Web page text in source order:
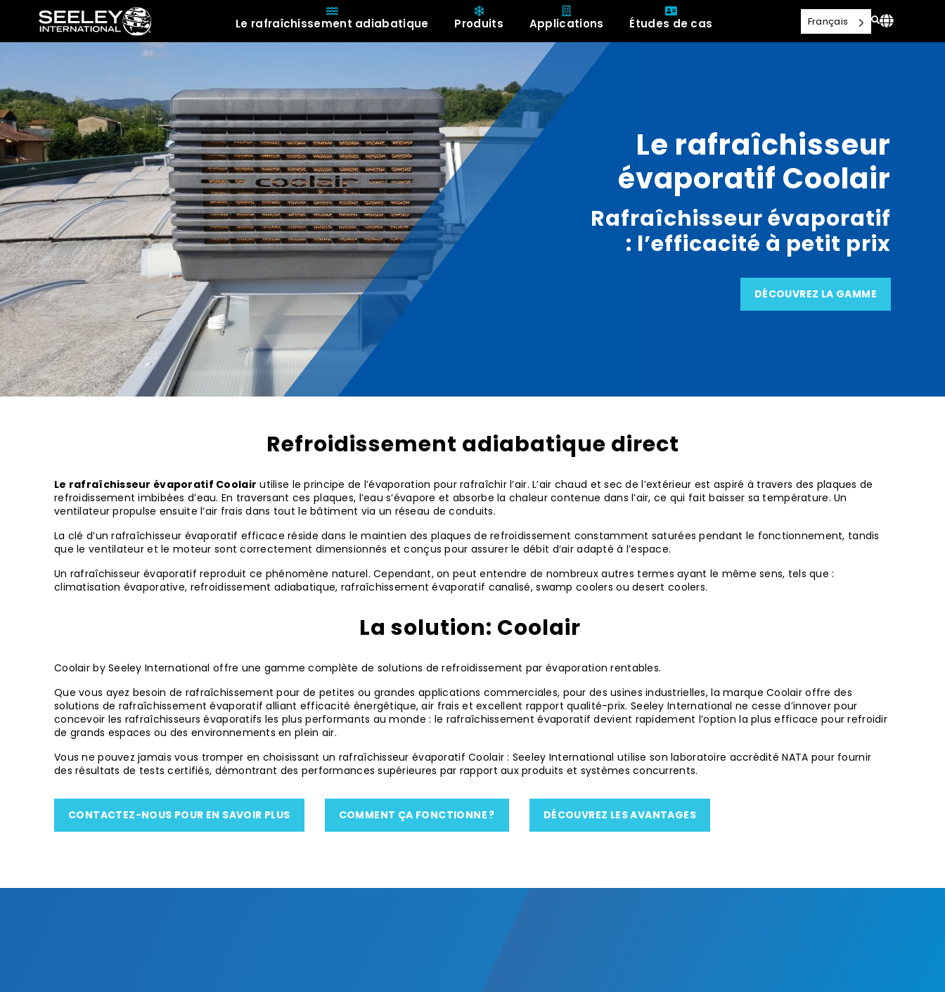
Le rafraîchissement adiabatique Produits Applications Études de cas Français
Le rafraîchisseur
évaporatif Coolair
Rafraîchisseur évaporatif
: l’efficacité à petit prix
DÉCOUVREZ LA GAMME
Refroidissement adiabatique direct
Le rafraîchisseur évaporatif Coolair utilise le principe de l’évaporation pour rafraîchir l’air. L’air chaud et sec de l’extérieur est aspiré à travers des plaques de
refroidissement imbibées d’eau. En traversant ces plaques, l’eau s’évapore et absorbe la chaleur contenue dans l’air, ce qui fait baisser sa température. Un
ventilateur propulse ensuite l’air frais dans tout le bâtiment via un réseau de conduits.
La clé d’un rafraîchisseur évaporatif efficace réside dans le maintien des plaques de refroidissement constamment saturées pendant le fonctionnement, tandis
que le ventilateur et le moteur sont correctement dimensionnés et conçus pour assurer le débit d’air adapté à l’espace.
Un rafraîchisseur évaporatif reproduit ce phénomène naturel. Cependant, on peut entendre de nombreux autres termes ayant le même sens, tels que :
climatisation évaporative, refroidissement adiabatique, rafraîchissement évaporatif canalisé, swamp coolers ou desert coolers.
La solution: Coolair
Coolair by Seeley International offre une gamme complète de solutions de refroidissement par évaporation rentables.
Que vous ayez besoin de rafraîchissement pour de petites ou grandes applications commerciales, pour des usines industrielles, la marque Coolair offre des
solutions de rafraîchissement évaporatif alliant efficacité énergétique, air frais et excellent rapport qualité-prix. Seeley International ne cesse d’innover pour
concevoir les rafraîchisseurs évaporatifs les plus performants au monde : le rafraîchissement évaporatif devient rapidement l’option la plus efficace pour refroidir
de grands espaces ou des environnements en plein air.
Vous ne pouvez jamais vous tromper en choisissant un rafraîchisseur évaporatif Coolair : Seeley International utilise son laboratoire accrédité NATA pour fournir
des résultats de tests certifiés, démontrant des performances supérieures par rapport aux produits et systèmes concurrents.
CONTACTEZ-NOUS POUR EN SAVOIR PLUS COMMENT ÇA FONCTIONNE ? DÉCOUVREZ LES AVANTAGES